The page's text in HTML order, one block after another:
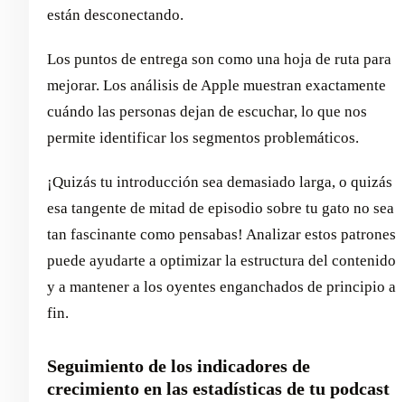
están desconectando.
Los puntos de entrega son como una hoja de ruta para
mejorar. Los análisis de Apple muestran exactamente
cuándo las personas dejan de escuchar, lo que nos
permite identificar los segmentos problemáticos.
¡Quizás tu introducción sea demasiado larga, o quizás
esa tangente de mitad de episodio sobre tu gato no sea
tan fascinante como pensabas! Analizar estos patrones
puede ayudarte a optimizar la estructura del contenido
y a mantener a los oyentes enganchados de principio a
fin.
Seguimiento de los indicadores de
crecimiento en las estadísticas de tu podcast